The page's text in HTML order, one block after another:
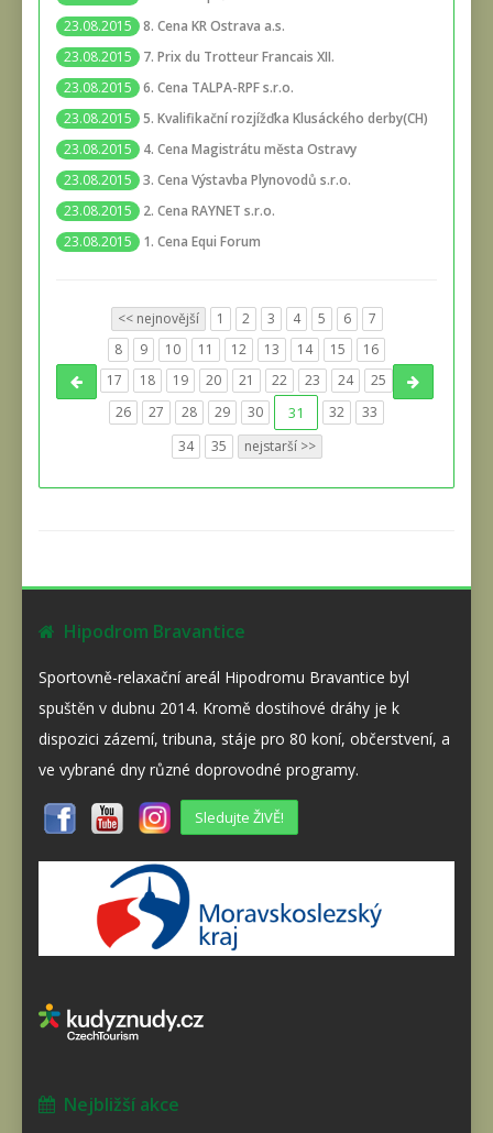
23.08.2015
8. Cena KR Ostrava a.s.
23.08.2015
7. Prix du Trotteur Francais XII.
23.08.2015
6. Cena TALPA-RPF s.r.o.
23.08.2015
5. Kvalifikační rozjížďka Klusáckého derby(CH)
23.08.2015
4. Cena Magistrátu města Ostravy
23.08.2015
3. Cena Výstavba Plynovodů s.r.o.
23.08.2015
2. Cena RAYNET s.r.o.
23.08.2015
1. Cena Equi Forum
<< nejnovější 1 2 3 4 5 6
7
8
9 10 11 12 13 14 15
16
17
18 19 20 21 22 23 24
25
26
27 28 29 30 31 32
33
34
35 nejstarší >>
Hipodrom Bravantice
Sportovně-relaxační areál Hipodromu Bravantice byl
spuštěn v dubnu 2014. Kromě dostihové dráhy je k
dispozici zázemí, tribuna, stáje pro 80 koní, občerstvení, a
ve vybrané dny různé doprovodné programy.
Sledujte ŽIVĚ!
Nejbližší akce